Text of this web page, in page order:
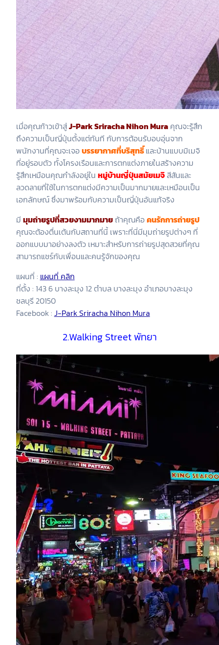
เมื่อคุณก้าวเข้าสู่J-Park Sriracha Nihon Muraคุณจะรู้สึก
ถึงความเป็นญี่ปุ่นตั้งแต่ทันที กับการต้อนรับอบอุ่นจาก
พนักงานที่คุณจะเจอบรรยากาศที่บริสุทธิ์และบ้านแบบมิเมจิ
ที่อยู่รอบตัว ทั้งโครงเรือนและการตกแต่งภายในสร้างความ
รู้สึกเหมือนคุณกำลังอยู่ใน หมู่บ้านญี่ปุ่นสมัยเมจิสีสันและ
ลวดลายที่ใช้ในการตกแต่งมีความเป็นมากมายและเหมือนเป็น
เอกลักษณ์ ซึ่งมาพร้อมกับความเป็นญี่ปุ่นอันแท้จริง
มี มุมถ่ายรูปที่สวยงามมากมายถ้าคุณคือคนรักการถ่ายรูป
คุณจะต้องตื่นเต้นกับสถานที่นี้ เพราะที่นี่มีมุมถ่ายรูปต่างๆ ที่
ออกแบบมาอย่างลงตัว เหมาะสำหรับการถ่ายรูปสุดสวยที่คุณ
สามารถแชร์กับเพื่อนและคนรู้จักของคุณ
แผนที่ : แผนที่ คลิก
ที่ตั้ง : 143 6 บางละมุง 12 ตำบล บางละมุง อำเภอบางละมุง
ชลบุรี 20150
Facebook : J-Park Sriracha Nihon Mura
2.Walking Street พัทยา